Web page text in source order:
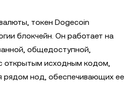
токен Dogecoin
блокчейн. Он работает на
общедоступной,
открытым исходным кодом,
рядом нод, обеспечивающих ее